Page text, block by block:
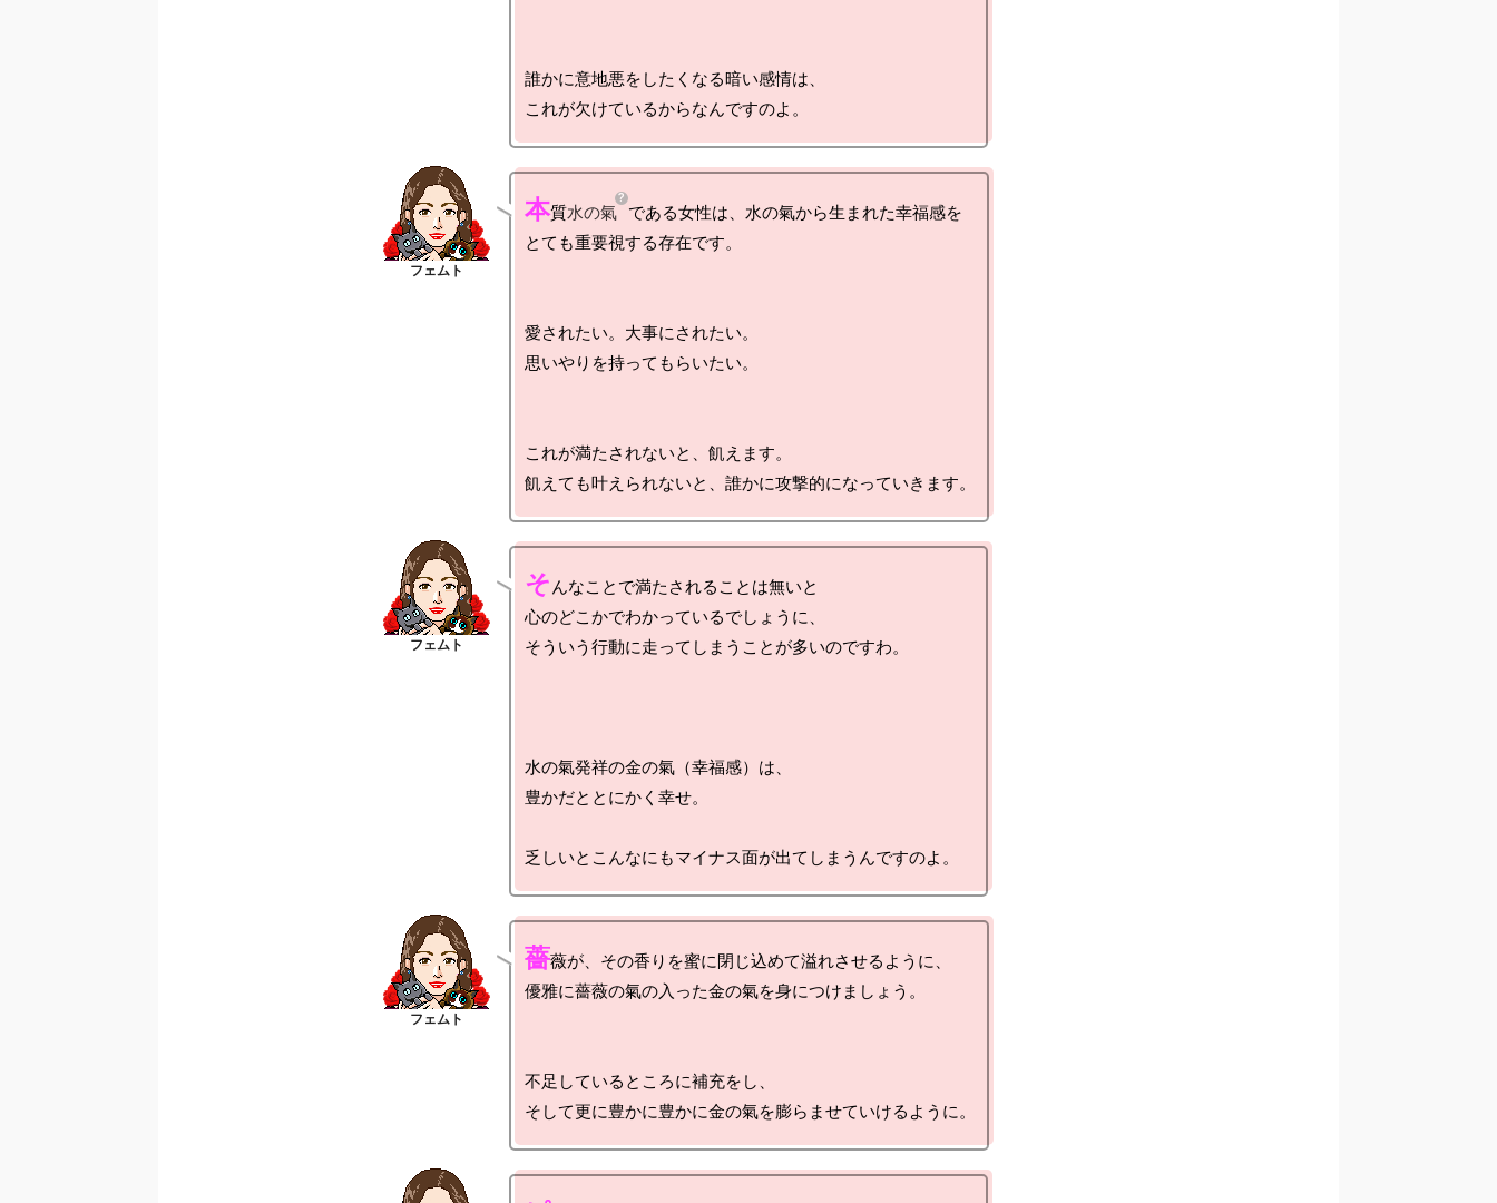
誰かに意地悪をしたくなる暗い感情は、
本質水の氣
である女性は、水の氣から生まれた幸福感を
とても重要視する存在です。
愛されたい。大事にされたい。
思いやりを持ってもらいたい。
これが満たされないと、飢えます。
そんなことで満たされることは無いと
心のどこかでわかっているでしょうに、
そういう行動に走ってしまうことが多いのですわ。
水の氣発祥の金の氣（幸福感）は、
豊かだととにかく幸せ。
薔薇が、その香りを蜜に閉じ込めて溢れさせるように、
優雅に薔薇の氣の入った金の氣を身につけましょう。
不足しているところに補充をし、